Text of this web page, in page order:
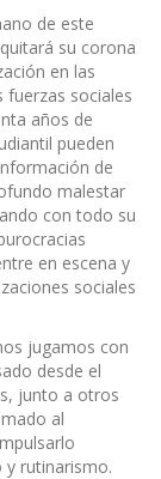
de este
su corona
en las
fuerzas sociales
años de
pueden
de
malestar
con todo su
en escena y
sociales
jugamos con
desde el
junto a otros
al
rutinarismo.